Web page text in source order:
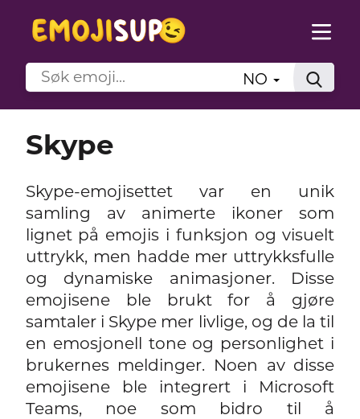
NO
Skype
Skype-emojisettet var en unik
samling av animerte ikoner som
lignet på emojis i funksjon og visuelt
uttrykk, men hadde mer uttrykksfulle
og dynamiske animasjoner. Disse
emojisene ble brukt for å gjøre
samtaler i Skype mer livlige, og de la til
en emosjonell tone og personlighet i
brukernes meldinger. Noen av disse
emojisene ble integrert i Microsoft
Teams, noe som bidro til å